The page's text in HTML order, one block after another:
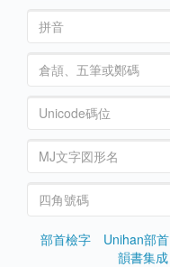
部首檢字 Unihan部首
韻書集成